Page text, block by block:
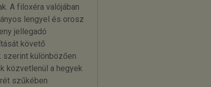
A filoxéra valójában
lengyel és orosz
jellegadó
követő
különbözően
közvetlenül a hegyek
szűkében